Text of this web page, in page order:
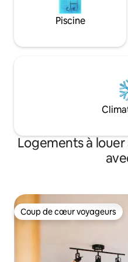
Piscine
Logements à
Coup de cœur voyageurs
Coup de cœur voyageurs